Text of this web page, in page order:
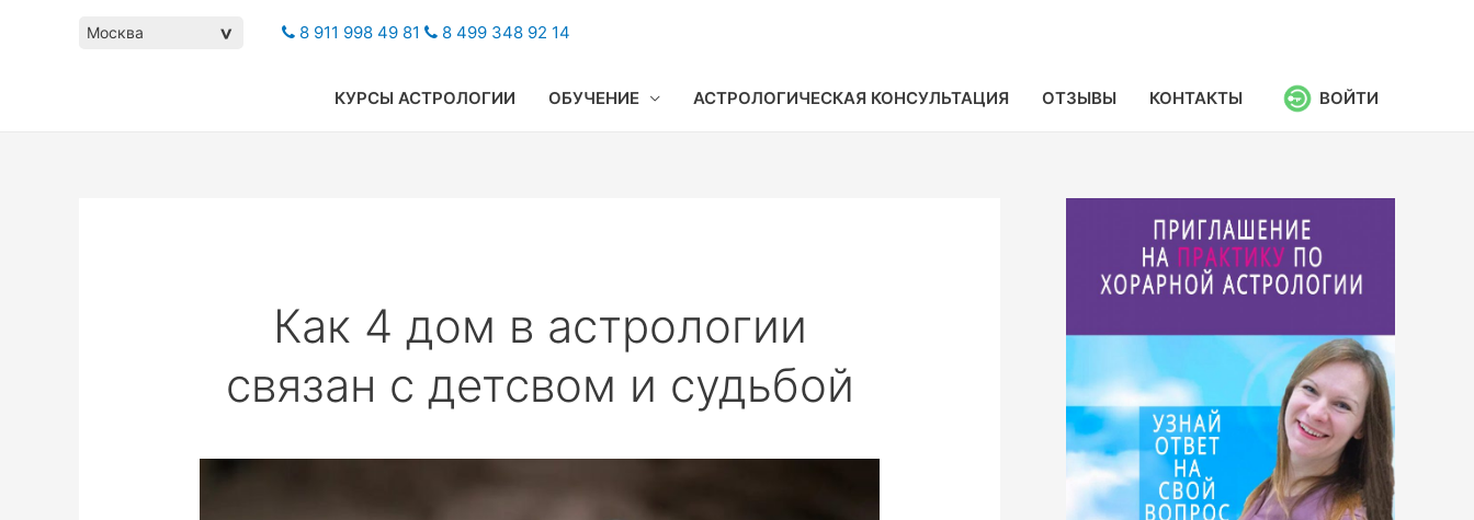
Москва > 8 911 998 49 81 8 499 348 92 14
КУРСЫ АСТРОЛОГИИ ОБУЧЕНИЕ АСТРОЛОГИЧЕСКАЯ КОНСУЛЬТАЦИЯ ОТЗЫВЫ КОНТАКТЫ ВОЙТИ
Как 4 дом в астрологии
связан с детсвом и судьбой